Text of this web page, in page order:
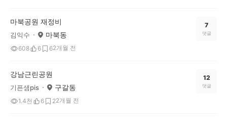
마북공원 재정비
김익수 마북동
608 6 62개월 전
7
댓글
강남근린공원
기픈샘pis 구갈동
1.4천 6 22개월 전
12
댓글